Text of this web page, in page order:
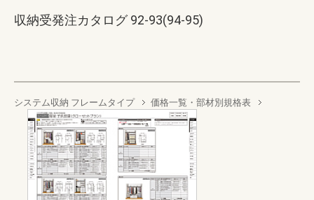
収納受発注カタログ 92-93(94-95)
システム収納 フレームタイプ 価格一覧・部材別規格表